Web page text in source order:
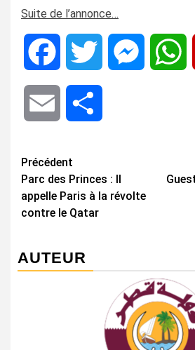
Suite de l’annonce…
Facebook Twitter Messenger
Email
Navigation
d’article
Précédent
Parc des Princes : Il
appelle Paris à la révolte
contre le Qatar
AUTEUR